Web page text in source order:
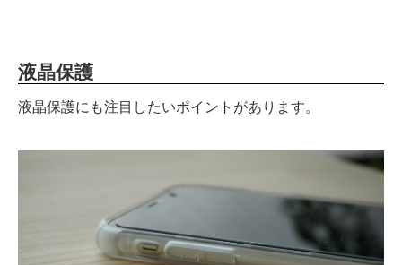
液晶保護
液晶保護にも注目したいポイントがあります。